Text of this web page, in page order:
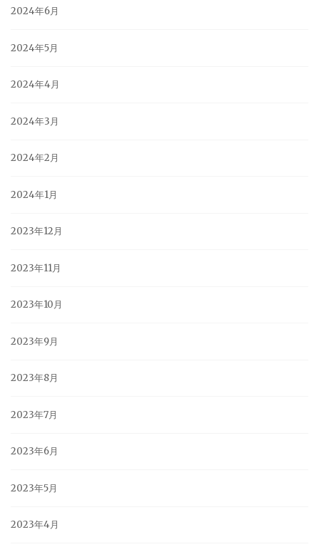
2024年6月
2024年5月
2024年4月
2024年3月
2024年2月
2024年1月
2023年12月
2023年11月
2023年10月
2023年9月
2023年8月
2023年7月
2023年6月
2023年5月
2023年4月